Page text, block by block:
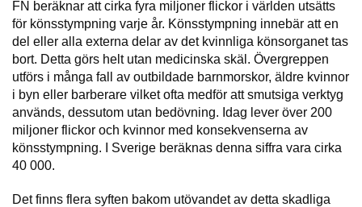
FN beräknar att cirka fyra miljoner flickor i världen utsätts
för könsstympning varje år. Könsstympning innebär att en
del eller alla externa delar av det kvinnliga könsorganet tas
bort. Detta görs helt utan medicinska skäl. Övergreppen
utförs i många fall av outbildade barnmorskor, äldre kvinnor
i byn eller barberare vilket ofta medför att smutsiga verktyg
används, dessutom utan bedövning. Idag lever över 200
miljoner flickor och kvinnor med konsekvenserna av
könsstympning. I Sverige beräknas denna siffra vara cirka
40 000.
Det finns flera syften bakom utövandet av detta skadliga